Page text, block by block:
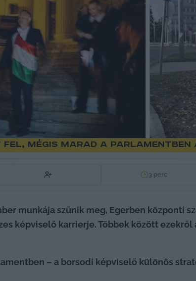
mégis marad a parlamentben
3 perc
munkája szűnik meg, Egerben központi
képviselő karrierje. Többek között
– a borsodi képviselő különös